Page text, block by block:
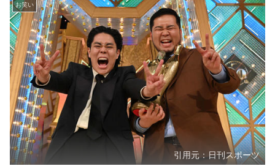
お笑い
引用元：日刊スポーツ